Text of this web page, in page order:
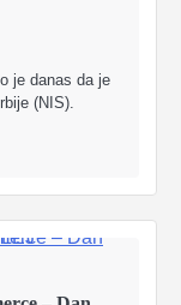
je danas da je
(NIS).